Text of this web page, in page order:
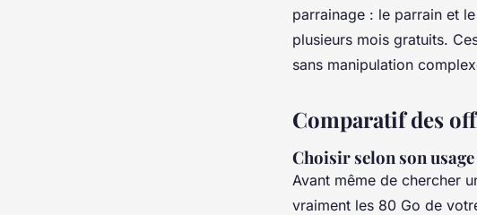
parrainage : le parrain et
plusieurs mois gratuits.
sans manipulation
Comparatif des
Choisir selon son
Avant même de chercher
vraiment les 80 Go de